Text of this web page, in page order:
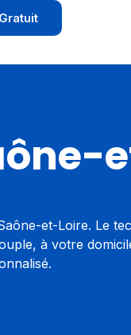
et-Loire. Le
à votre